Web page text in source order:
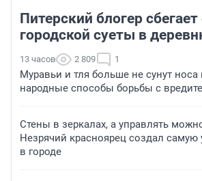
Питерский блогер сбегает
городской суеты в
13 часов 2 809 1
Муравьи и тля больше не сунут
народные способы борьбы с
Стены в зеркалах, а управлять
Незрячий красноярец создал самую
в городе